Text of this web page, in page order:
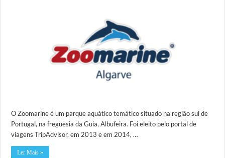
O Zoomarine é um parque aquático temático situado na região sul de
Portugal, na freguesia da Guia, Albufeira. Foi eleito pelo portal de
viagens TripAdvisor, em 2013 e em 2014, …
Ler Mais »